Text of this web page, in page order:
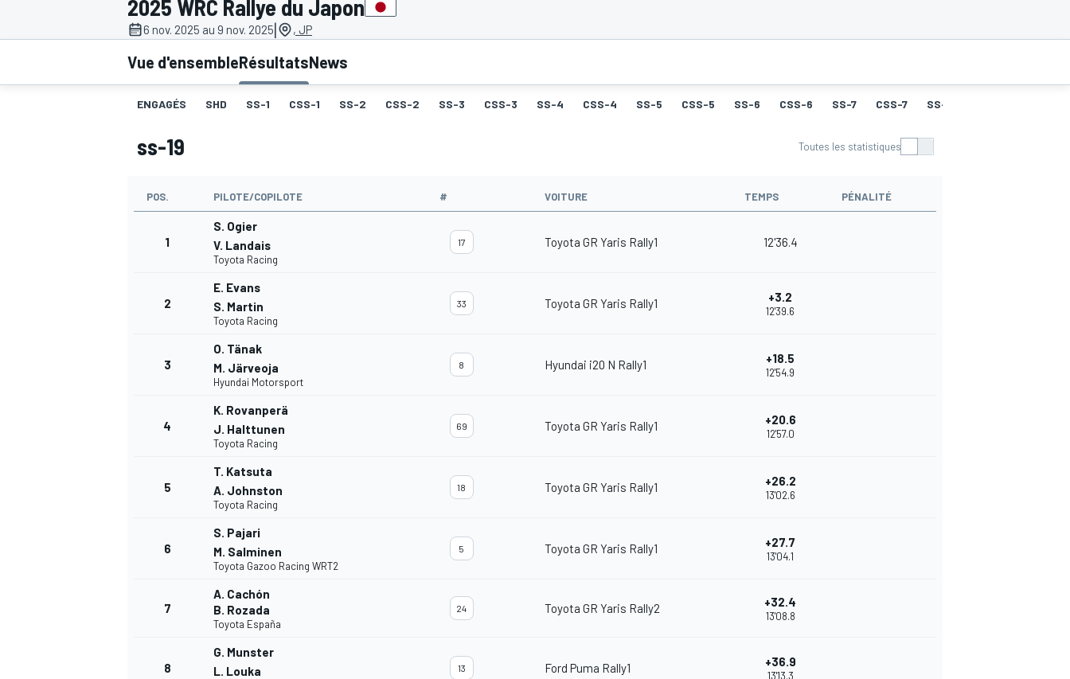
2025 WRC Rallye du Japon
6 nov. 2025 au 9 nov. 2025| , JP
Vue d'ensembleRésultatsNews
ENGAGÉS SHD SS-1 CSS-1 SS-2 CSS-2 SS-3 CSS-3 SS-4 CSS-4 SS-5 CSS-5 SS-6 CSS-6 SS-7 CSS-7 SS-8
ss-19 Toutes les statistiques
POS. PILOTE/COPILOTE # VOITURE TEMPS PÉNALITÉ
1
S. Ogier
V. Landais
Toyota Racing
17 Toyota GR Yaris Rally1 12'36.4
2
E. Evans
S. Martin
Toyota Racing
33 Toyota GR Yaris Rally1 +3.2
12'39.6
3
O. Tänak
M. Järveoja
Hyundai Motorsport
8 Hyundai i20 N Rally1 +18.5
12'54.9
4
K. Rovanperä
J. Halttunen
Toyota Racing
69 Toyota GR Yaris Rally1 +20.6
12'57.0
5
T. Katsuta
A. Johnston
Toyota Racing
18 Toyota GR Yaris Rally1 +26.2
13'02.6
6
S. Pajari
M. Salminen
Toyota Gazoo Racing WRT2
5 Toyota GR Yaris Rally1 +27.7
13'04.1
7
A. Cachón
B. Rozada
Toyota España
24 Toyota GR Yaris Rally2 +32.4
13'08.8
8
G. Munster
L. Louka
13 Ford Puma Rally1 +36.9
13'13.3